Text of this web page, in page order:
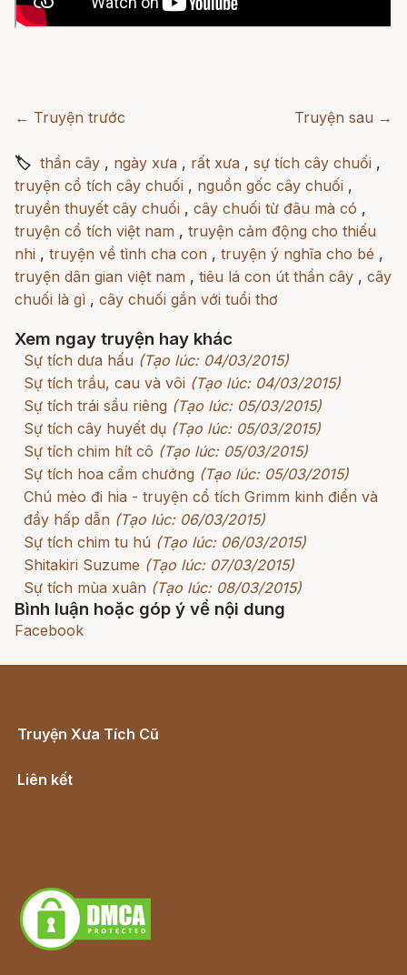
← Truyện trước Truyện sau →
🏷 thần cây , ngày xưa , rất xưa , sự tích cây chuối ,
truyện cổ tích cây chuối , nguồn gốc cây chuối ,
truyền thuyết cây chuối , cây chuối từ đâu mà có ,
truyện cổ tích việt nam , truyện cảm động cho thiếu
nhi , truyện về tình cha con , truyện ý nghĩa cho bé ,
truyện dân gian việt nam , tiêu lá con út thần cây , cây
chuối là gì , cây chuối gắn với tuổi thơ
Xem ngay truyện hay khác
Sự tích dưa hấu (Tạo lúc: 04/03/2015)
Sự tích trầu, cau và vôi (Tạo lúc: 04/03/2015)
Sự tích trái sầu riêng (Tạo lúc: 05/03/2015)
Sự tích cây huyết dụ (Tạo lúc: 05/03/2015)
Sự tích chim hít cô (Tạo lúc: 05/03/2015)
Sự tích hoa cẩm chướng (Tạo lúc: 05/03/2015)
Chú mèo đi hia - truyện cổ tích Grimm kinh điển và
đầy hấp dẫn (Tạo lúc: 06/03/2015)
Sự tích chim tu hú (Tạo lúc: 06/03/2015)
Shitakiri Suzume (Tạo lúc: 07/03/2015)
Sự tích mùa xuân (Tạo lúc: 08/03/2015)
Bình luận hoặc góp ý về nội dung
Facebook
Truyện Xưa Tích Cũ
Liên kết